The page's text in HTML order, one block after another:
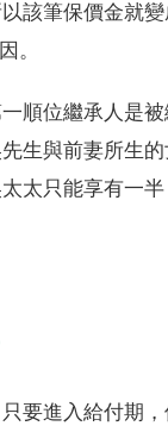
該筆保價金就
。
順位繼承人是
生與前妻所生的
太只能享有一
要進入給付期